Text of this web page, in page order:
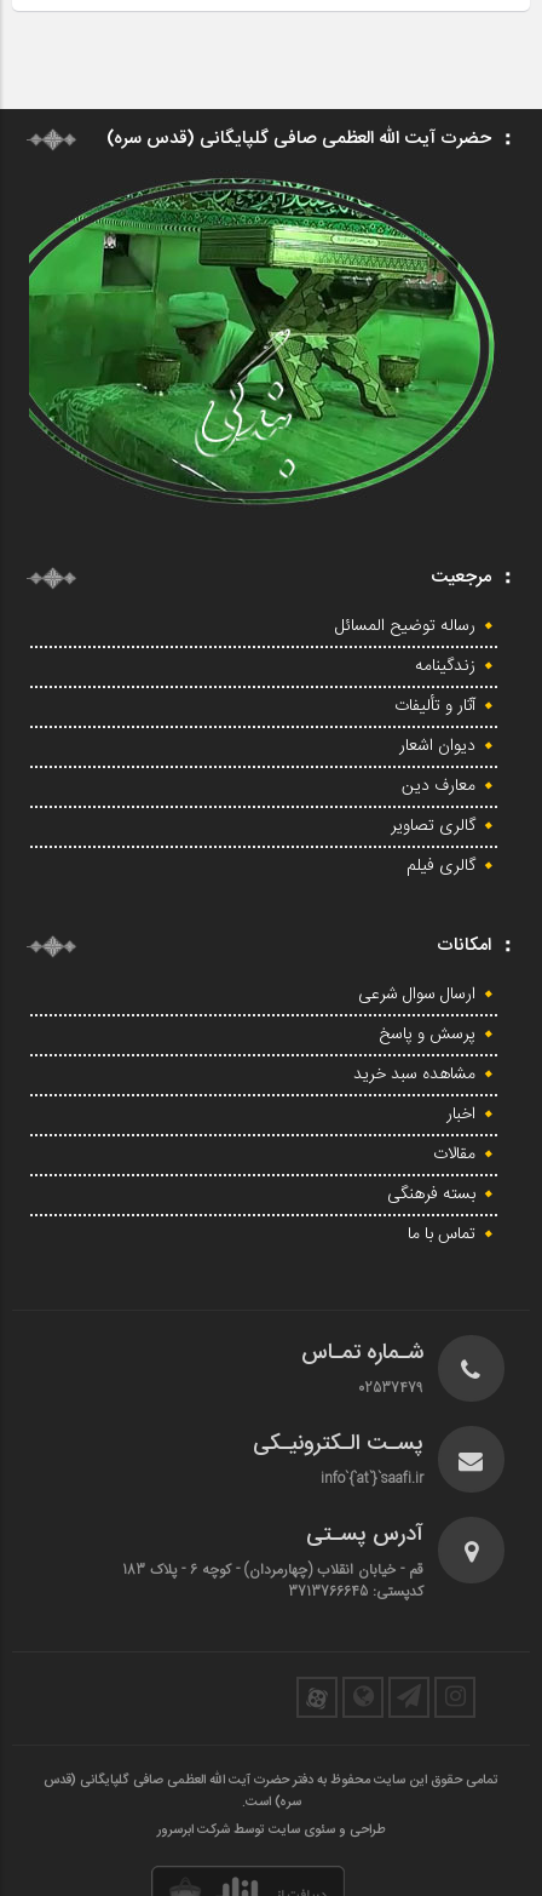
حضرت آیت الله العظمی صافی گلپایگانی (قدس سره)
مرجعیت
رساله توضیح المسائل
زندگینامه
آثار و تألیفات
دیوان اشعار
معارف دین
گالری تصاویر
گالری فیلم
امکانات
ارسال سوال شرعی
پرسش و پاسخ
مشاهده سبد خرید
اخبار
مقالات
بسته فرهنگی
تماس با ما
شـماره تمـاس
02537479
پسـت الـکترونیـکی
info`{`at`}`saafi.ir
آدرس پسـتی
قم - خیابان انقلاب (چهارمردان)‌ - کوچه 6 - پلاک 183
کدپستی: 3713766645
تمامی حقوق این سایت محفوظ به دفتر حضرت آیت الله العظمی صافی گلپایگانی (قدس
سره) است.
طراحی و سئوی سایت توسط شرکت ابرسرور